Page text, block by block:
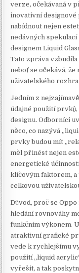
verze, očekávaná v
inovativní
nabídnout nejen
nedávných spekulací
designem Liquid
Tato zpráva
neboť se očekává,
uživatelského
Jedním z
údajné použití prvků,
designu. Odborníci
něco, co nazývá
prvky budou mít
měl přinést nejen
energetické
klíčovým faktorem,
celkovou
Důvod, proč se
hledání rovnováhy
funkčním výkonem.
atraktivní grafické
vede k rychlejšímu
použití „liquid
vyřešit, a tak